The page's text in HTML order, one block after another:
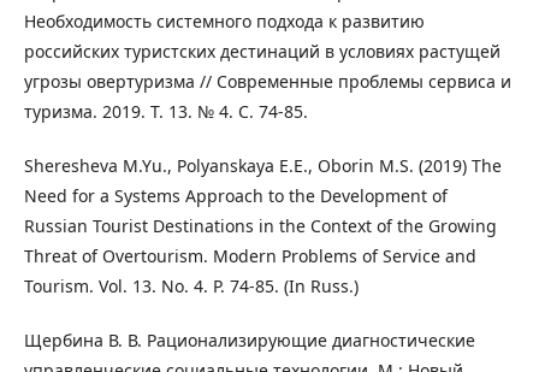
Необходимость системного подхода к развитию
российских туристских дестинаций в условиях растущей
угрозы овертуризма // Современные проблемы сервиса и
туризма. 2019. Т. 13. № 4. С. 74-85.
Sheresheva M.Yu., Polyanskaya E.E., Oborin M.S. (2019) The
Need for a Systems Approach to the Development of
Russian Tourist Destinations in the Context of the Growing
Threat of Overtourism. Modern Problems of Service and
Tourism. Vol. 13. No. 4. P. 74-85. (In Russ.)
Щербина В. В. Рационализирующие диагностические